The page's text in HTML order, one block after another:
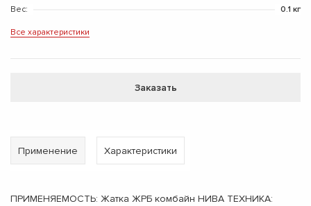
Вес:
0.1 кг
Все характеристики
Заказать
Применение Характеристики
ПРИМЕНЯЕМОСТЬ: Жатка ЖРБ комбайн НИВА ТЕХНИКА: